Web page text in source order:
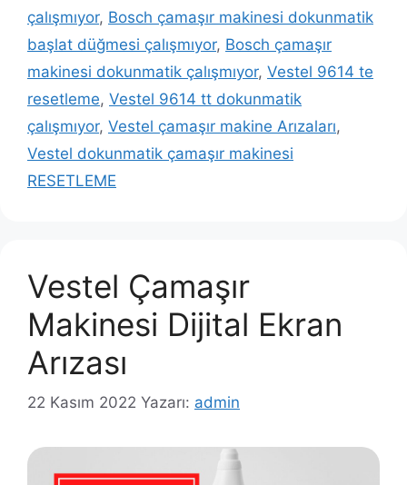
çalışmıyor, Bosch çamaşır makinesi dokunmatik
başlat düğmesi çalışmıyor, Bosch çamaşır
makinesi dokunmatik çalışmıyor, Vestel 9614 te
resetleme, Vestel 9614 tt dokunmatik
çalışmıyor, Vestel çamaşır makine Arızaları,
Vestel dokunmatik çamaşır makinesi
RESETLEME
Vestel Çamaşır
Makinesi Dijital Ekran
Arızası
22 Kasım 2022 Yazarı: admin